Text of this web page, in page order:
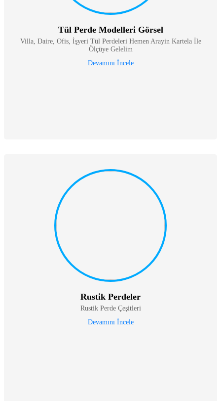
Tül Perde Modelleri Görsel
Villa, Daire, Ofis, İşyeri Tül Perdeleri Hemen Arayin Kartela İle
Ölçüye Gelelim
Devamını İncele
Rustik Perdeler
Rustik Perde Çeşitleri
Devamını İncele